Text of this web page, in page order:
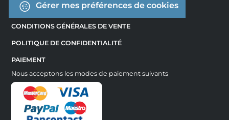
Gérer mes préférences de cookies
CONDITIONS GÉNÉRALES DE VENTE
POLITIQUE DE CONFIDENTIALITÉ
PAIEMENT
Nous acceptons les modes de paiement suivants